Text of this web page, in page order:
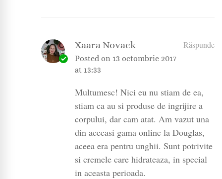
Xaara Novack
Posted on 13 octombrie 2017
at 13:33
Răspunde
Multumesc! Nici eu nu stiam de ea,
stiam ca au si produse de ingrijire a
corpului, dar cam atat. Am vazut una
din aceeasi gama online la Douglas,
aceea era pentru unghii. Sunt potrivite
si cremele care hidrateaza, in special
in aceasta perioada.